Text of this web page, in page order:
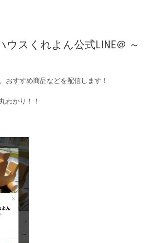
ウスくれよん公式LINE＠ ～
おすすめ商品などを配信します！
わかり！！